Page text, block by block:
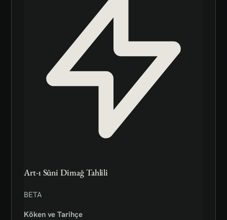
Art-ı Sûni Dimağ Tahlili
BETA
Köken ve Tarihçe